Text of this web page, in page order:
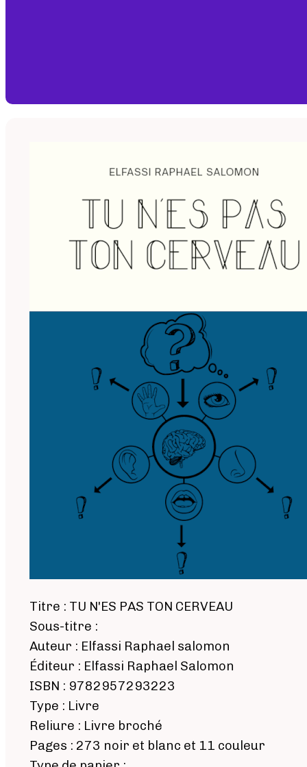
Titre : TU N'ES PAS TON CERVEAU
Sous-titre :
Auteur : Elfassi Raphael salomon
Éditeur : Elfassi Raphael Salomon
ISBN : 9782957293223
Type : Livre
Reliure : Livre broché
Pages : 273 noir et blanc et 11 couleur